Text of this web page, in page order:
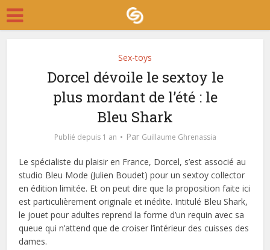
Sex-toys
Dorcel dévoile le sextoy le
plus mordant de l’été : le
Bleu Shark
Publié depuis 1 an Par Guillaume Ghrenassia
Le spécialiste du plaisir en France, Dorcel, s’est associé au
studio Bleu Mode (Julien Boudet) pour un sextoy collector
en édition limitée. Et on peut dire que la proposition faite ici
est particulièrement originale et inédite. Intitulé Bleu Shark,
le jouet pour adultes reprend la forme d’un requin avec sa
queue qui n’attend que de croiser l’intérieur des cuisses des
dames.